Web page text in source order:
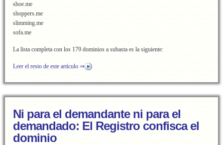
shoe.me
shoppers.me
slimming.me
sofa.me
La lista completa con los 179 dominios a subasta es la siguiente:
Leer el resto de este artículo ⇒
Ni para el demandante ni para el
demandado: El Registro confisca el
dominio